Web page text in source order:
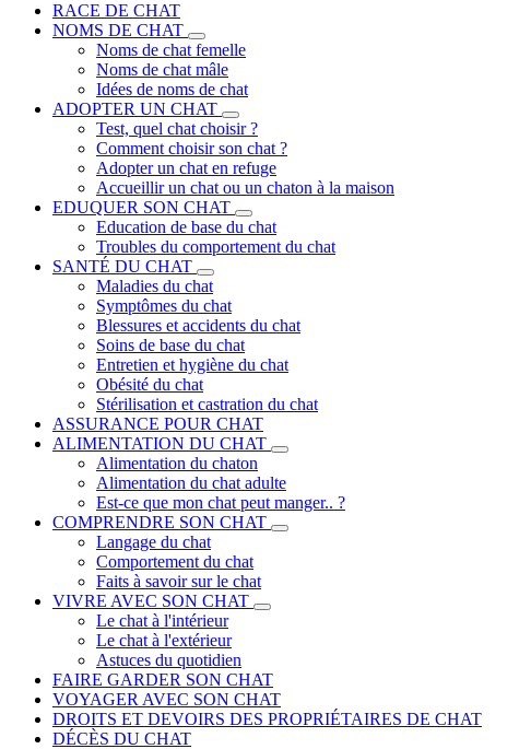
RACE DE CHAT
NOMS DE CHAT
Noms de chat femelle
Noms de chat mâle
Idées de noms de chat
ADOPTER UN CHAT
Test, quel chat choisir ?
Comment choisir son chat ?
Adopter un chat en refuge
Accueillir un chat ou un chaton à la maison
EDUQUER SON CHAT
Education de base du chat
Troubles du comportement du chat
SANTÉ DU CHAT
Maladies du chat
Symptômes du chat
Blessures et accidents du chat
Soins de base du chat
Entretien et hygiène du chat
Obésité du chat
Stérilisation et castration du chat
ASSURANCE POUR CHAT
ALIMENTATION DU CHAT
Alimentation du chaton
Alimentation du chat adulte
Est-ce que mon chat peut manger.. ?
COMPRENDRE SON CHAT
Langage du chat
Comportement du chat
Faits à savoir sur le chat
VIVRE AVEC SON CHAT
Le chat à l'intérieur
Le chat à l'extérieur
Astuces du quotidien
FAIRE GARDER SON CHAT
VOYAGER AVEC SON CHAT
DROITS ET DEVOIRS DES PROPRIÉTAIRES DE CHAT
DÉCÈS DU CHAT